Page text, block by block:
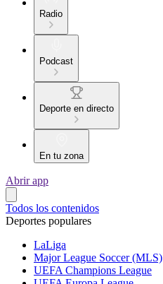
Radio
Podcast
Deporte en directo
En tu zona
Abrir app
Todos los contenidos
Deportes populares
LaLiga
Major League Soccer (MLS)
UEFA Champions League